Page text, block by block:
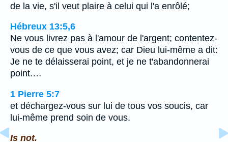
de la vie, s'il veut plaire à celui qui l'a enrôlé;
Hébreux 13:5,6
Ne vous livrez pas à l'amour de l'argent; contentez-
vous de ce que vous avez; car Dieu lui-même a dit:
Je ne te délaisserai point, et je ne t'abandonnerai
point.…
1 Pierre 5:7
et déchargez-vous sur lui de tous vos soucis, car
lui-même prend soin de vous.
Is not.